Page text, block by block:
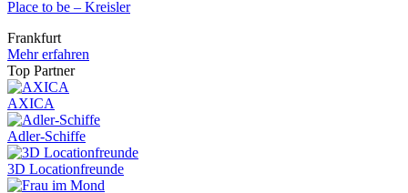
Place to be – Kreisler
Frankfurt
Mehr erfahren
Top Partner
AXICA
Adler-Schiffe
3D Locationfreunde